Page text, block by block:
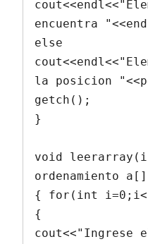
encuentra
else
la posicion
getch();
}
void
ordenamiento
{ for(int
{
cout<<"Ingrese